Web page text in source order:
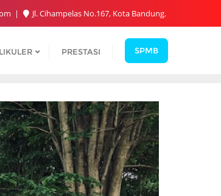
Jl. Cihampelas No.167, Kota Bandung.
PRESTASI SPMB